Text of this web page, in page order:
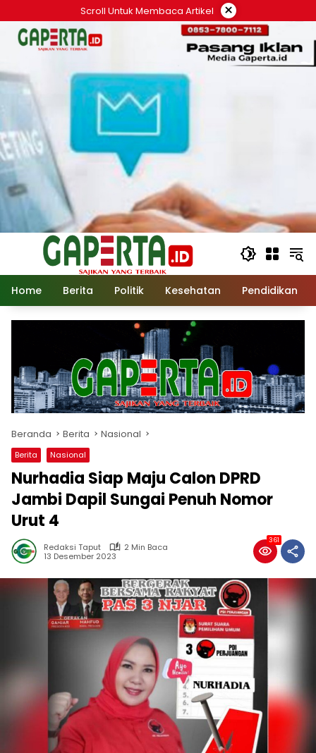
ke
konten
Scroll Untuk Membaca Artikel ×
Home Berita Politik Kesehatan Pendidikan
Beranda Berita Nasional
Berita Nasional
Nurhadia Siap Maju Calon DPRD
Jambi Dapil Sungai Penuh Nomor
Urut 4
Redaksi Taput
2 Min Baca
13 Desember 2023
361